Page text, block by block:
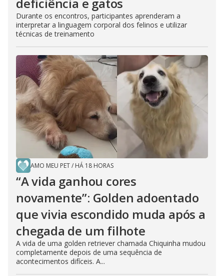
deficiência e gatos
Durante os encontros, participantes aprenderam a
interpretar a linguagem corporal dos felinos e utilizar
técnicas de treinamento
AMO MEU PET/ HÁ 18 HORAS
“A vida ganhou cores
novamente”: Golden adoentado
que vivia escondido muda após a
chegada de um filhote
A vida de uma golden retriever chamada Chiquinha mudou
completamente depois de uma sequência de
acontecimentos difíceis. A...